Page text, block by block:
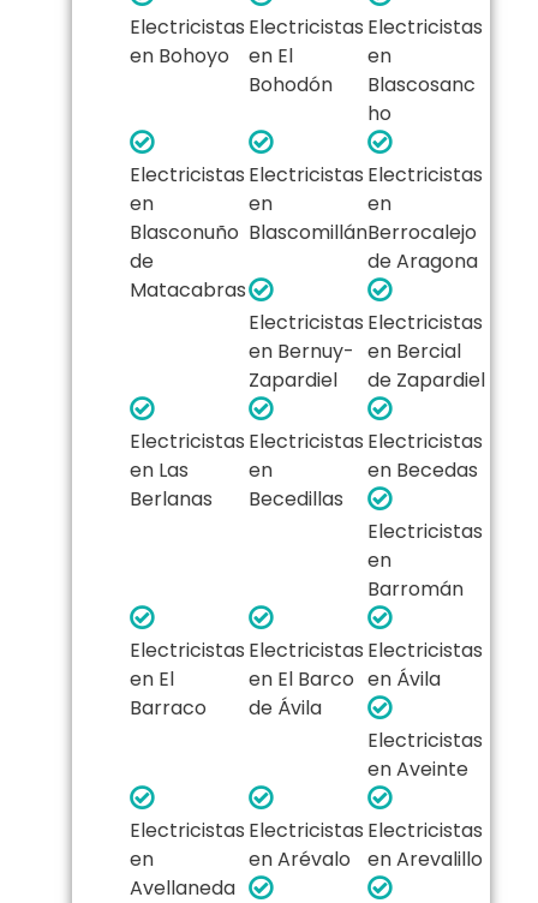
Electricistas
en Bohoyo
Electricistas
en El
Bohodón
Electricistas
en
Blascosanc
ho
Electricistas
en
Blasconuño
de
Matacabras
Electricistas
en
Blascomillán
Electricistas
en
Berrocalejo
de Aragona
Electricistas
en Bernuy-
Zapardiel
Electricistas
en Bercial
de Zapardiel
Electricistas
en Las
Berlanas
Electricistas
en
Becedillas
Electricistas
en Becedas
Electricistas
en
Barromán
Electricistas
en El
Barraco
Electricistas
en El Barco
de Ávila
Electricistas
en Ávila
Electricistas
en Aveinte
Electricistas
en
Avellaneda
Electricistas
en Arévalo
Electricistas
en Arevalillo